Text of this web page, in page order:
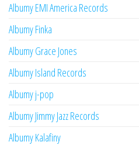
Albumy EMI America Records
Albumy Finka
Albumy Grace Jones
Albumy Island Records
Albumy j-pop
Albumy Jimmy Jazz Records
Albumy Kalafiny